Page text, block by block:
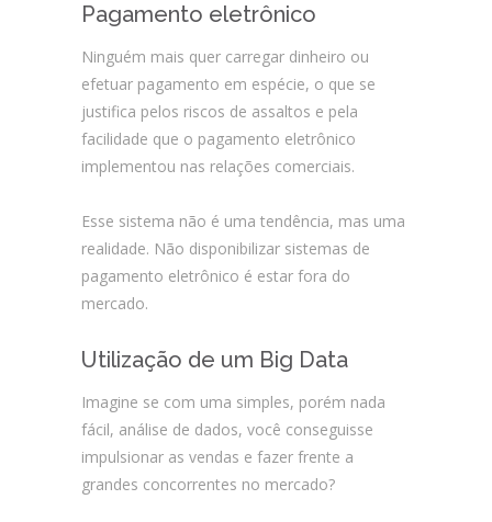
Pagamento eletrônico
Ninguém mais quer carregar dinheiro ou
efetuar pagamento em espécie, o que se
justifica pelos riscos de assaltos e pela
facilidade que o pagamento eletrônico
implementou nas relações comerciais.
Esse sistema não é uma tendência, mas uma
realidade. Não disponibilizar sistemas de
pagamento eletrônico é estar fora do
mercado.
Utilização de um Big Data
Imagine se com uma simples, porém nada
fácil, análise de dados, você conseguisse
impulsionar as vendas e fazer frente a
grandes concorrentes no mercado?